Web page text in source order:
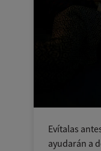
Evítalas
ayudarán a